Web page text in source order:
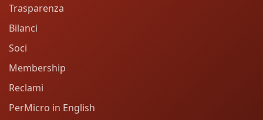
Trasparenza
Bilanci
Soci
Membership
Reclami
PerMicro in English